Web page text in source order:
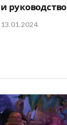
и руководство
13.01.2024